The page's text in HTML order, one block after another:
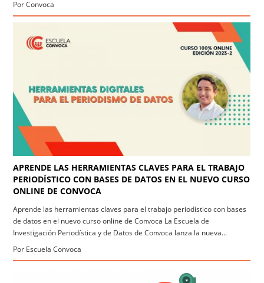
Por Convoca
APRENDE LAS HERRAMIENTAS CLAVES PARA EL TRABAJO
PERIODÍSTICO CON BASES DE DATOS EN EL NUEVO CURSO
ONLINE DE CONVOCA
Aprende las herramientas claves para el trabajo periodístico con bases
de datos en el nuevo curso online de Convoca La Escuela de
Investigación Periodística y de Datos de Convoca lanza la nueva...
Por Escuela Convoca